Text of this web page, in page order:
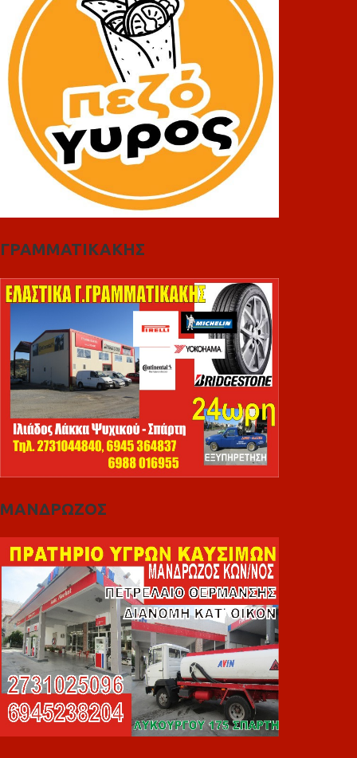
ΓΡΑΜΜΑΤΙΚΑΚΗΣ
ΜΑΝΔΡΩΖΟΣ